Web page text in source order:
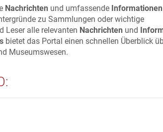
Nachrichten und umfassende Informationen
zu Sammlungen oder wichtige
Leser alle relevanten Nachrichten und
bietet das Portal einen schnellen Überblick
Museumswesen.